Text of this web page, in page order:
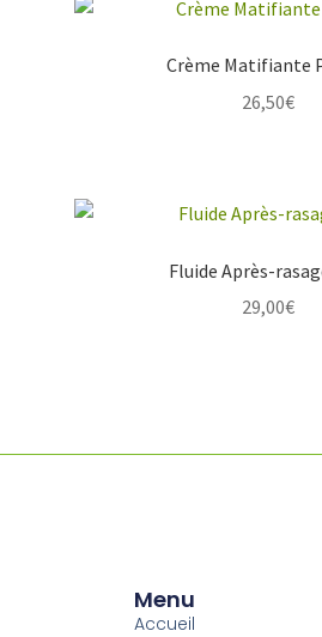
Crème Matifiante
26,50€
Fluide Après-
29,00€
Menu
Accueil